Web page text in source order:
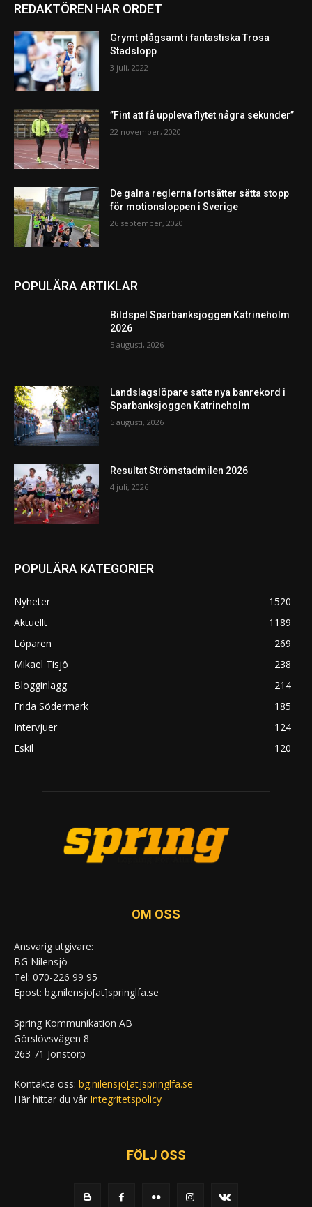
REDAKTÖREN HAR ORDET
Grymt plågsamt i fantastiska Trosa
Stadslopp
3 juli, 2022
”Fint att få uppleva flytet några sekunder”
22 november, 2020
De galna reglerna fortsätter sätta stopp
för motionsloppen i Sverige
26 september, 2020
POPULÄRA ARTIKLAR
Bildspel Sparbanksjoggen Katrineholm
2026
5 augusti, 2026
Landslagslöpare satte nya banrekord i
Sparbanksjoggen Katrineholm
5 augusti, 2026
Resultat Strömstadmilen 2026
4 juli, 2026
POPULÄRA KATEGORIER
Nyheter
1520
Aktuellt
1189
Löparen
269
Mikael Tisjö
238
Blogginlägg
214
Frida Södermark
185
Intervjuer
124
Eskil
120
OM OSS
Ansvarig utgivare:
BG Nilensjö
Tel: 070-226 99 95
Epost: bg.nilensjo[at]springlfa.se
Spring Kommunikation AB
Görslövsvägen 8
263 71 Jonstorp
Kontakta oss: bg.nilensjo[at]springlfa.se
Här hittar du vår Integritetspolicy
FÖLJ OSS